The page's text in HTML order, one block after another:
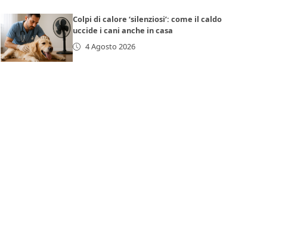
Colpi di calore ‘silenziosi’: come il caldo
uccide i cani anche in casa
4 Agosto 2026